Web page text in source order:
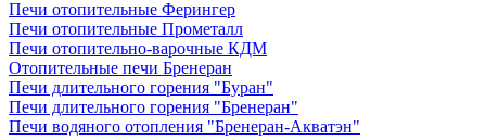
Печи отопительные Ферингер
Печи отопительные Прометалл
Печи отопительно-варочные КДМ
Отопительные печи Бренеран
Печи длительного горения "Буран"
Печи длительного горения "Бренеран"
Печи водяного отопления "Бренеран-Акватэн"